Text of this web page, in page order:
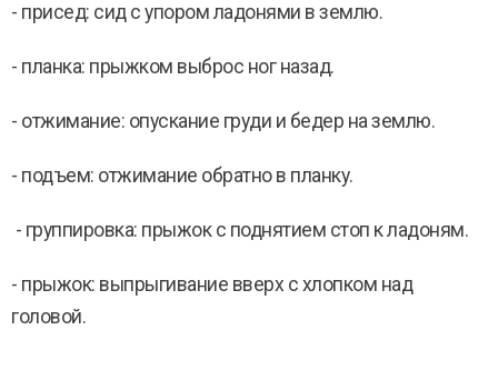
- присед: сид с упором ладонями в землю.
- планка: прыжком выброс ног назад.
- отжимание: опускание груди и бедер на землю.
- подъем: отжимание обратно в планку.
- группировка: прыжок с поднятием стоп к ладоням.
- прыжок: выпрыгивание вверх с хлопком над
головой.